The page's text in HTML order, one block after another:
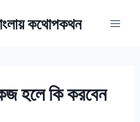
কথোপকথন
হলে কি করবেন